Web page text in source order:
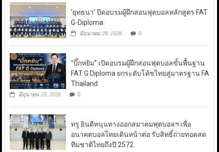
‘ยุทธนา’ ปิดอบรมผู้ฝึกสอนฟุตบอลหลักสูตร FAT
G-Diploma
มิถุนายน 28, 2026 0
“บิ๊กหยิม” เปิดอบรมผู้ฝึกสอนฟุตบอลขั้นพื้นฐาน
FAT G Diploma ยกระดับโค้ชไทยสู่มาตรฐาน FA
Thailand
มิถุนายน 25, 2026 0
ทรู ยินดีหนุนทางออกสมาคมฟุตบอลฯ เพื่อ
อนาคตบอลไทยเดินหน้าต่อ รับสิทธิ์ถ่ายทอดสด
ทีมชาติไทยถึงปี 2572